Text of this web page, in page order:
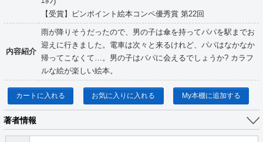
【受賞】ピンポイント絵本コンペ優秀賞 第22回
内容紹介
雨が降りそうだったので、男の子は傘を持ってパパを駅までお
迎えに行きました。電車は次々と来るけれど、パパはなかなか
帰ってこなくて…。男の子はパパに会えるでしょうか? カラフ
ルな絵が楽しい絵本。
カートに入れる お気に入りに入れる My本棚に追加する
著者情報